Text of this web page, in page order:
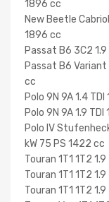
1896 cc
New Beetle
1896 cc
Passat B6 3C2
Passat B6 Variant
cc
Polo 9N 9A 1.4
Polo 9N 9A 1.9
Polo IV
kW 75 PS 1422 cc
Touran 1T1 1T2
Touran 1T1 1T2
Touran 1T1 1T2